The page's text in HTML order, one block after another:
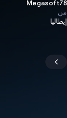
Megasoft78
من
إيطاليا